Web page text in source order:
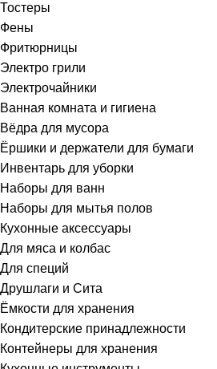
Тостеры
Фены
Фритюрницы
Электро грили
Электрочайники
Ванная комната и гигиена
Вёдра для мусора
Ёршики и держатели для бумаги
Инвентарь для уборки
Наборы для ванн
Наборы для мытья полов
Кухонные аксессуары
Для мяса и колбас
Для специй
Друшлаги и Сита
Ёмкости для хранения
Кондитерские принадлежности
Контейнеры для хранения